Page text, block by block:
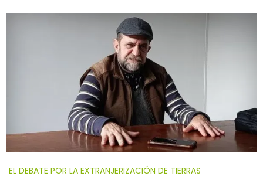
EL DEBATE POR LA EXTRANJERIZACIÓN DE TIERRAS